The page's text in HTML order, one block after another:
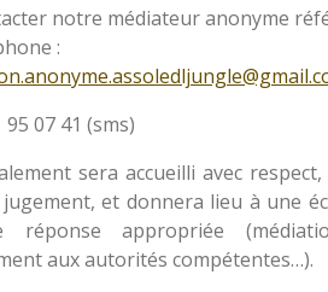
notre médiateur anonyme
:
95 07 41 (sms)
sera accueilli avec
et donnera lieu à une
appropriée
aux autorités compétentes…).